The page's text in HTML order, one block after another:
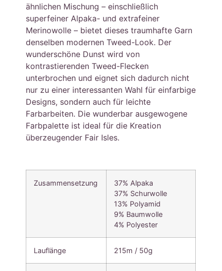
ähnlichen Mischung – einschließlich
superfeiner Alpaka- und extrafeiner
Merinowolle – bietet dieses traumhafte Garn
denselben modernen Tweed-Look. Der
wunderschöne Dunst wird von
kontrastierenden Tweed-Flecken
unterbrochen und eignet sich dadurch nicht
nur zu einer interessanten Wahl für einfarbige
Designs, sondern auch für leichte
Farbarbeiten. Die wunderbar ausgewogene
Farbpalette ist ideal für die Kreation
überzeugender Fair Isles.
Zusammensetzung
37% Alpaka
37% Schurwolle
13% Polyamid
9% Baumwolle
4% Polyester
Lauflänge 215m / 50g